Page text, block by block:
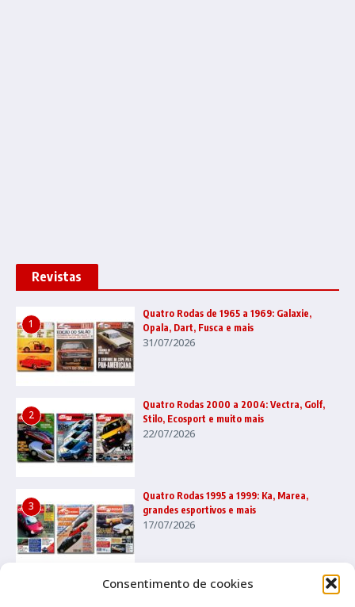
Consentimento de cookies
Revistas
1
Quatro Rodas de 1965 a 1969: Galaxie,
Opala, Dart, Fusca e mais
31/07/2026
2
Quatro Rodas 2000 a 2004: Vectra, Golf,
Stilo, Ecosport e muito mais
22/07/2026
3
Quatro Rodas 1995 a 1999: Ka, Marea,
grandes esportivos e mais
17/07/2026